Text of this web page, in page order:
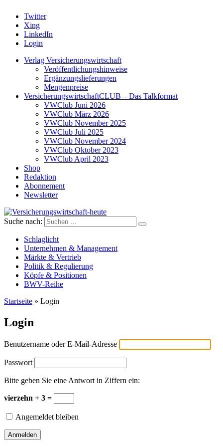
Twitter
Xing
LinkedIn
Login
Verlag Versicherungswirtschaft
Veröffentlichungshinweise
Ergänzungslieferungen
Mengenpreise
VersicherungswirtschaftCLUB – Das Talkformat
VWClub Juni 2026
VWClub März 2026
VWClub November 2025
VWClub Juli 2025
VWClub November 2024
VWClub Oktober 2023
VWClub April 2023
Shop
Redaktion
Abonnement
Newsletter
Versicherungswirtschaft-heute
Suche nach:
Schlaglicht
Unternehmen & Management
Märkte & Vertrieb
Politik & Regulierung
Köpfe & Positionen
BWV-Reihe
Startseite » Login
Login
Benutzername oder E-Mail-Adresse
Passwort
Bitte geben Sie eine Antwort in Ziffern ein:
vierzehn + 3 =
Angemeldet bleiben